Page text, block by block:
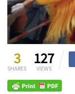
3
SHARES
127
VIEWS